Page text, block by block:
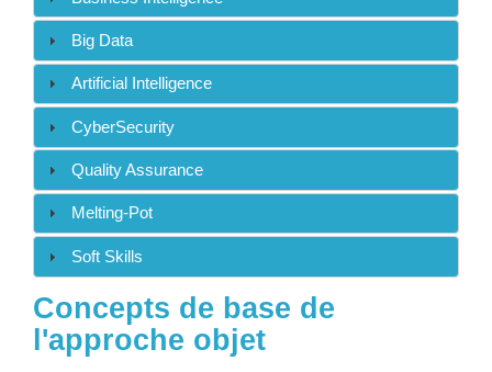
Big Data
Artificial Intelligence
CyberSecurity
Quality Assurance
Melting-Pot
Soft Skills
Concepts de base de
l'approche objet